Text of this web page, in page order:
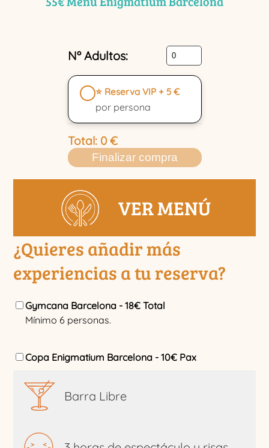
Nº Adultos:
⭐ Reserva VIP + 5 €
por persona
Total: 0€
Finalizar compra
VER MENÚ
¿Quieres añadir más
experiencias a tu reserva?
Gymcana Barcelona - 18€ Total
Mínimo 6 personas.
Copa Enigmatium Barcelona - 10€ Pax
Barra Libre